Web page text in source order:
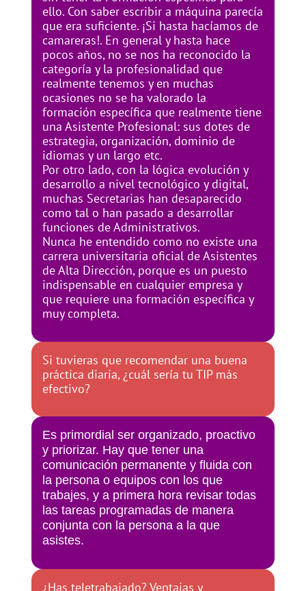
ello. Con saber escribir a máquina parecía
que era suficiente. ¡Si hasta hacíamos de
camareras!. En general y hasta hace
pocos años, no se nos ha reconocido la
categoría y la profesionalidad que
realmente tenemos y en muchas
ocasiones no se ha valorado la
formación específica que realmente tiene
una Asistente Profesional: sus dotes de
estrategia, organización, dominio de
idiomas y un largo etc.
Por otro lado, con la lógica evolución y
desarrollo a nivel tecnológico y digital,
muchas Secretarias han desaparecido
como tal o han pasado a desarrollar
funciones de Administrativos.
Nunca he entendido como no existe una
carrera universitaria oficial de Asistentes
de Alta Dirección, porque es un puesto
indispensable en cualquier empresa y
que requiere una formación específica y
muy completa.
Si tuvieras que recomendar una buena
práctica diaria, ¿cuál sería tu TIP más
efectivo?
Es primordial ser organizado, proactivo
y priorizar. Hay que tener una
comunicación permanente y fluida con
la persona o equipos con los que
trabajes, y a primera hora revisar todas
las tareas programadas de manera
conjunta con la persona a la que
asistes.
¿Has teletrabajado? Ventajas y